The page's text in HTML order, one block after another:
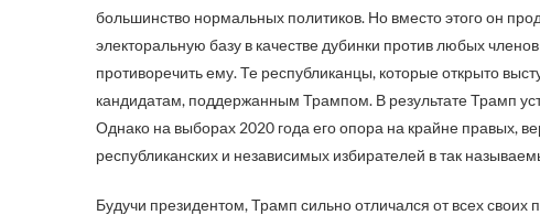
большинство нормальных политиков. Но вместо этого он
электоральную базу в качестве дубинки против любых
противоречить ему. Те республиканцы, которые открыто
кандидатам, поддержанным Трампом. В результате Трамп
Однако на выборах 2020 года его опора на крайне правых,
республиканских и независимых избирателей в так
Будучи президентом, Трамп сильно отличался от всех